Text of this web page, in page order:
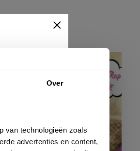
Over
van technologieën zoals
advertenties en content,